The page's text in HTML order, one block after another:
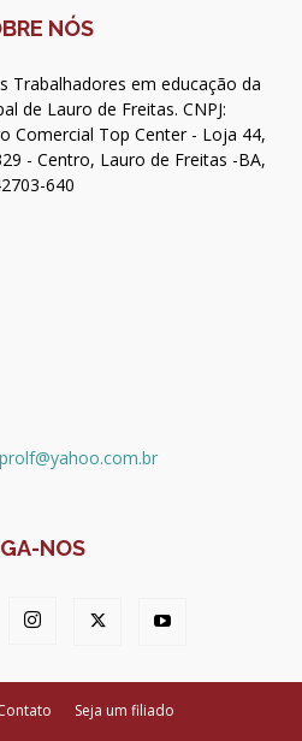
NÓS
Trabalhadores em educação da
de Lauro de Freitas. CNPJ:
Comercial Top Center - Loja 44,
- Centro, Lauro de Freitas -BA,
640
NOS
Seja um filiado